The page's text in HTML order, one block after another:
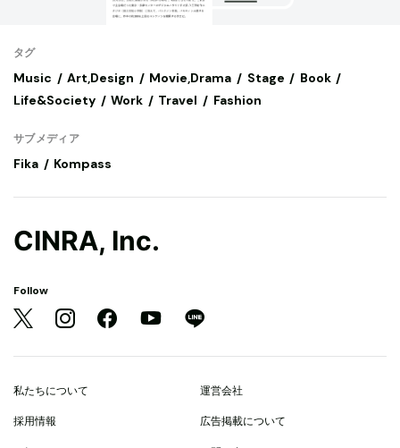
タグ
Music Art,Design Movie,Drama Stage
Book
Life&Society
Work Travel Fashion
サブメディア
Fika Kompass
CINRA, Inc.
Follow
私たちについて 運営会社
採用情報 広告掲載について